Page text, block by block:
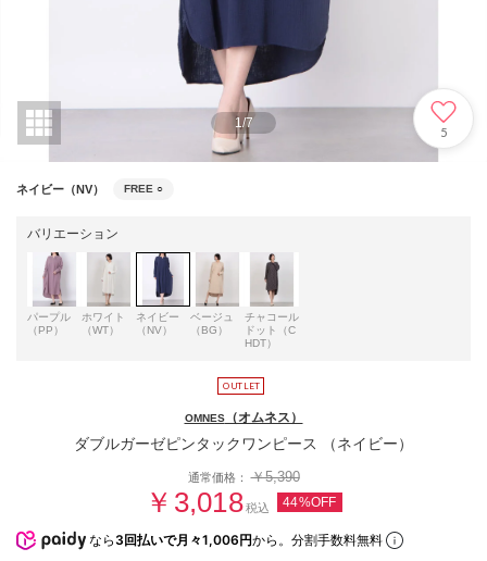
1/7
5
ネイビー（NV） FREE ○
バリエーション
パープル
（PP）
ホワイト
（WT）
ネイビー
（NV）
ベージュ
（BG）
チャコール
ドット（C
HDT）
OMNES（オムネス）
ダブルガーゼピンタックワンピース （ネイビー）
通常価格：￥5,390
￥3,018税込 44%OFF
なら 3回払いで月々1,006円から。分割手数料無料